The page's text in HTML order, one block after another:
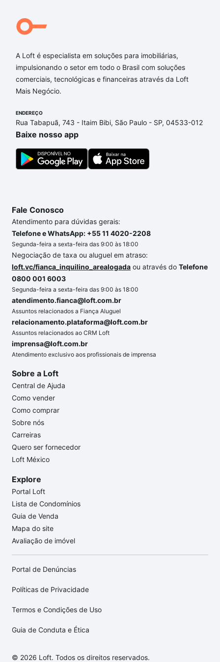
Qual o preço de Imóveis à venda em rua paraguassu
- Encruzilhada, Santos, SP?
Aqui na Loft temos a oferta ideal para você, com
Imóveis à venda em rua paraguassu - Encruzilhada,
Santos, SP que custam a partir de R$ 0 e com
nossas opções de financiamento imobiliário as
ainda tem alguma dúvida dos custos envolvidos no
processo de compra, veja em nosso portal quanto
custa comprar um apartamento
gente para comprar o imóvel dos seus sonhos com
segurança e conforto. Loft, com você até as
A Loft é especialista em soluções para imobiliárias,
impulsionando o setor em todo o Brasil com soluções
comerciais, tecnológicas e financeiras através da Loft
Mais Negócio.
ENDEREÇO
Rua Tabapuã, 743 - Itaim Bibi, São Paulo - SP, 04533-012
Baixe nosso app
Fale Conosco
Atendimento para dúvidas gerais:
Telefone e WhatsApp: +55 11 4020-2208
Segunda-feira a sexta-feira das 9:00 às 18:00
Negociação de taxa ou aluguel em atraso:
loft.vc/fianca_inquilino_arealogada ou através do Telefone
0800 001 6003
Segunda-feira a sexta-feira das 9:00 às 18:00
atendimento.fianca@loft.com.br
Assuntos relacionados a Fiança Aluguel
relacionamento.plataforma@loft.com.br
Assuntos relacionados ao CRM Loft
imprensa@loft.com.br
Atendimento exclusivo aos profissionais de imprensa
Sobre a Loft
Central de Ajuda
Como vender
Como comprar
Sobre nós
Carreiras
Quero ser fornecedor
Loft México
Explore
Portal Loft
Lista de Condomínios
Guia de Venda
Mapa do site
Avaliação de imóvel
Portal de Denúncias
Políticas de Privacidade
Termos e Condições de Uso
Guia de Conduta e Ética
© 2026 Loft. Todos os direitos reservados.